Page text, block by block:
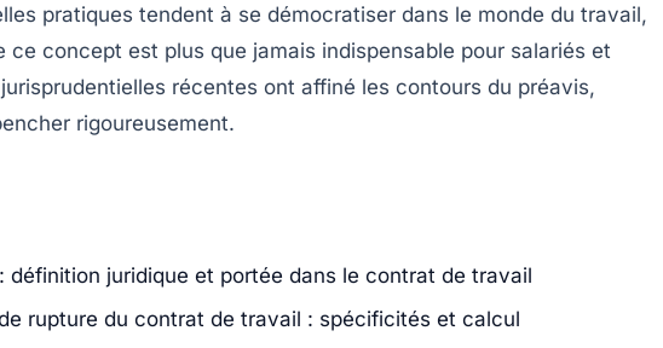
pratiques tendent à se démocratiser dans le monde du travail,
ce concept est plus que jamais indispensable pour salariés et
récentes ont affiné les contours du préavis,
rigoureusement.
définition juridique et portée dans le contrat de travail
rupture du contrat de travail : spécificités et calcul